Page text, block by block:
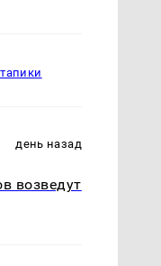
день назад
возведут